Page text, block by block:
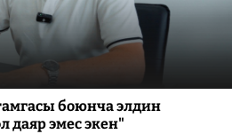
боюнча элдин
даяр эмес экен"